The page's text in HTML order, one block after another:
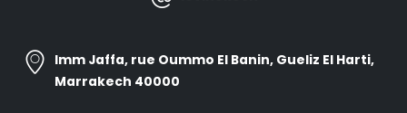
Imm Jaffa, rue Oummo El Banin, Gueliz El Harti,
Marrakech 40000